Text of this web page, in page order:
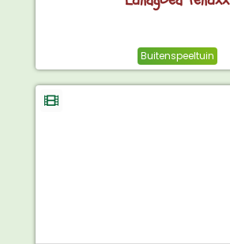
Buitenspeeltuin